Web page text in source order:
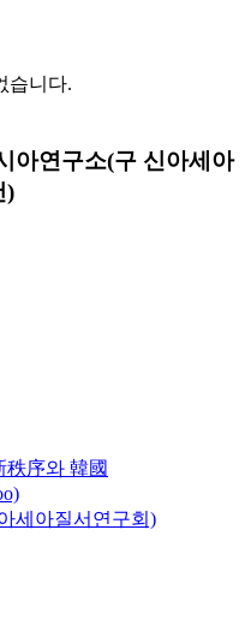
습니다.
아연구소(구 신아세아
)
秩序와 韓國
세아질서연구회)